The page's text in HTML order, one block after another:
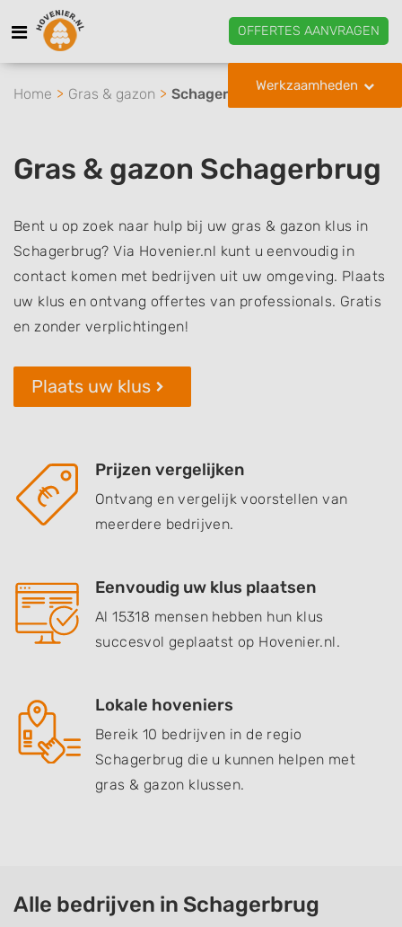
OFFERTES AANVRAGEN
Werkzaamheden
Home Gras & gazon Schagerbrug
Gras & gazon Schagerbrug
Bent u op zoek naar hulp bij uw gras & gazon klus in
Schagerbrug? Via Hovenier.nl kunt u eenvoudig in
contact komen met bedrijven uit uw omgeving. Plaats
uw klus en ontvang offertes van professionals. Gratis
en zonder verplichtingen!
Plaats uw klus
Prijzen vergelijken
Ontvang en vergelijk voorstellen van
meerdere bedrijven.
Eenvoudig uw klus plaatsen
Al 15318 mensen hebben hun klus
succesvol geplaatst op Hovenier.nl.
Lokale hoveniers
Bereik 10 bedrijven in de regio
Schagerbrug die u kunnen helpen met
gras & gazon klussen.
Alle bedrijven in Schagerbrug